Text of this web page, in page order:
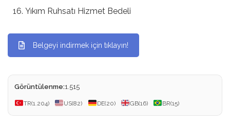
Yıkım Ruhsatı Hizmet Bedeli
Belgeyi indirmek için tıklayın!
Görüntülenme:1.515
TR(1.204) US(82) DE(20) GB(16) BR(15)